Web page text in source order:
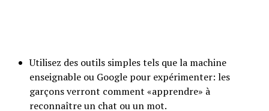
Utilisez des outils simples tels que la machine
enseignable ou Google pour expérimenter: les
garçons verront comment «apprendre» à
reconnaître un chat ou un mot.